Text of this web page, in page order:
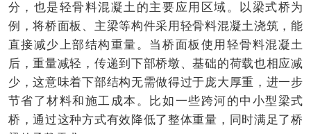
分，也是轻骨料混凝土的主要应用区域。以梁式桥为
例，将桥面板、主梁等构件采用轻骨料混凝土浇筑，能
直接减少上部结构重量。当桥面板使用轻骨料混凝土
后，重量减轻，传递到下部桥墩、基础的荷载也相应减
少，这意味着下部结构无需做得过于庞大厚重，进一步
节省了材料和施工成本。比如一些跨河的中小型梁式
桥，通过这种方式有效降低了整体重量，同时满足了桥